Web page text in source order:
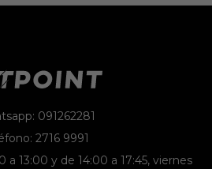
091262281
2716 9991
a 13:00 y de 14:00 a 17:45, viernes